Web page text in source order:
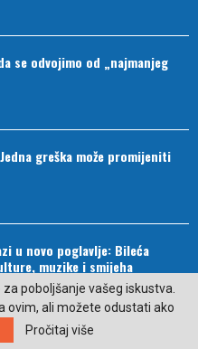
se odvojimo od „najmanjeg
greška može promijeniti
u novo poglavlje: Bileća
muzike i smijeha
i istine: Gost Lordan
poboljšanje vašeg iskustva.
ovim, ali možete odustati ako
Pročitaj više